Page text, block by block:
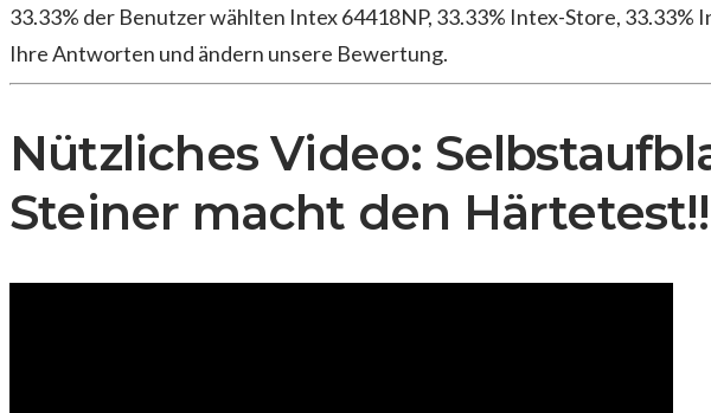
33.33% der Benutzer wählten Intex 64418NP, 33.33% Intex-Store,
Ihre Antworten und ändern unsere Bewertung.
Nützliches Video:
Steiner macht den Härtetest!!